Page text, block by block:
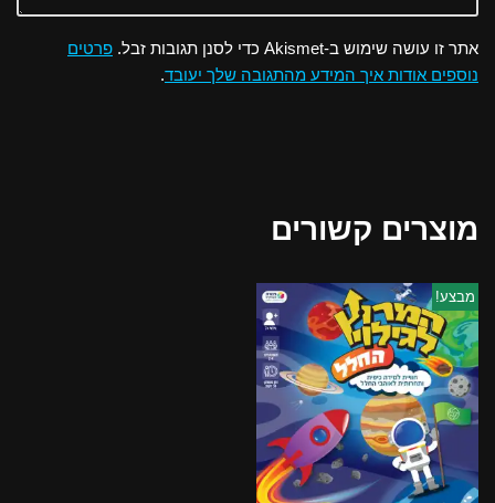
אתר זו עושה שימוש ב-Akismet כדי לסנן תגובות זבל.
פרטים
נוספים אודות איך המידע מהתגובה שלך יעובד.
מוצרים קשורים
מבצע!